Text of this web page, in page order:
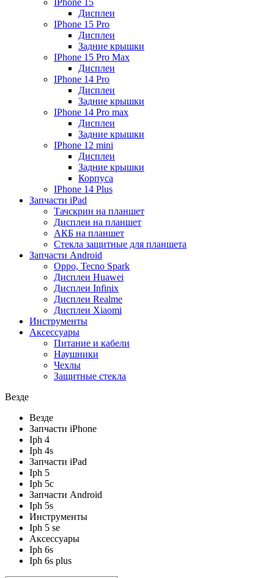
IPhone 15
Дисплеи
IPhone 15 Pro
Дисплеи
Задние крышки
IPhone 15 Pro Max
Дисплеи
IPhone 14 Pro
Дисплеи
Задние крышки
IPhone 14 Pro max
Дисплеи
Задние крышки
IPhone 12 mini
Дисплеи
Задние крышки
Корпуса
IPhone 14 Plus
Запчасти iPad
Тачскрин на планшет
Дисплеи на планшет
АКБ на планшет
Стекла защитные для планшета
Запчасти Android
Oppo, Tecno Spark
Дисплеи Huawei
Дисплеи Infinix
Дисплеи Realme
Дисплеи Xiaomi
Инструменты
Аксессуары
Питание и кабели
Наушники
Чехлы
Защитные стекла
Везде
Везде
Запчасти iPhone
Iph 4
Iph 4s
Запчасти iPad
Iph 5
Iph 5c
Запчасти Android
Iph 5s
Инструменты
Iph 5 se
Аксессуары
Iph 6s
Iph 6s plus